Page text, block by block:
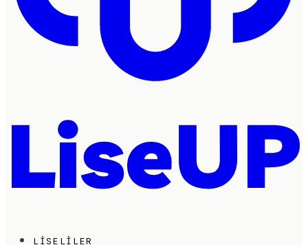
LISELILER